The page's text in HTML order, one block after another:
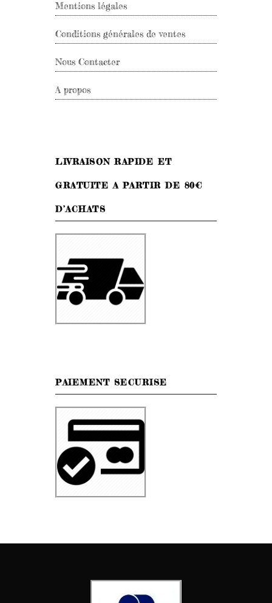
Mentions légales
Conditions générales de ventes
Nous Contacter
A propos
LIVRAISON RAPIDE ET
GRATUITE A PARTIR DE 80€
D’ACHATS
PAIEMENT SECURISE